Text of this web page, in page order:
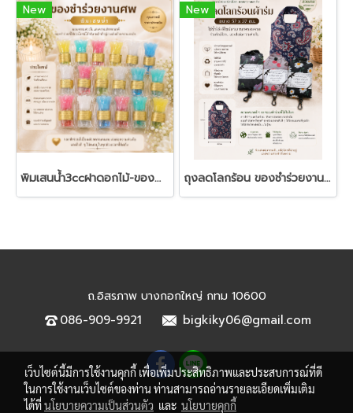
New
พิมเสนน้ำ3ccฝาดอกไม้-ของชำร่วยงานศพ
New
ถุงลดโลกร้อน ของชำร่วยงานศพ | ถุงผ้าพับได้ ของชำร่วยใช้งานได้จริง
ถ.อิสรภาพ บางกอกใหญ่ กทม 10600
086-909-9921 bigkiky06@gmail.com
เว็บไซต์นี้มีการใช้งานคุกกี้ เพื่อเพิ่มประสิทธิภาพและประสบการณ์ที่ดี
ในการใช้งานเว็บไซต์ของท่าน ท่านสามารถอ่านรายละเอียดเพิ่มเติม
ได้ที่นโยบายความเป็นส่วนตัว และ นโยบายคุกกี้